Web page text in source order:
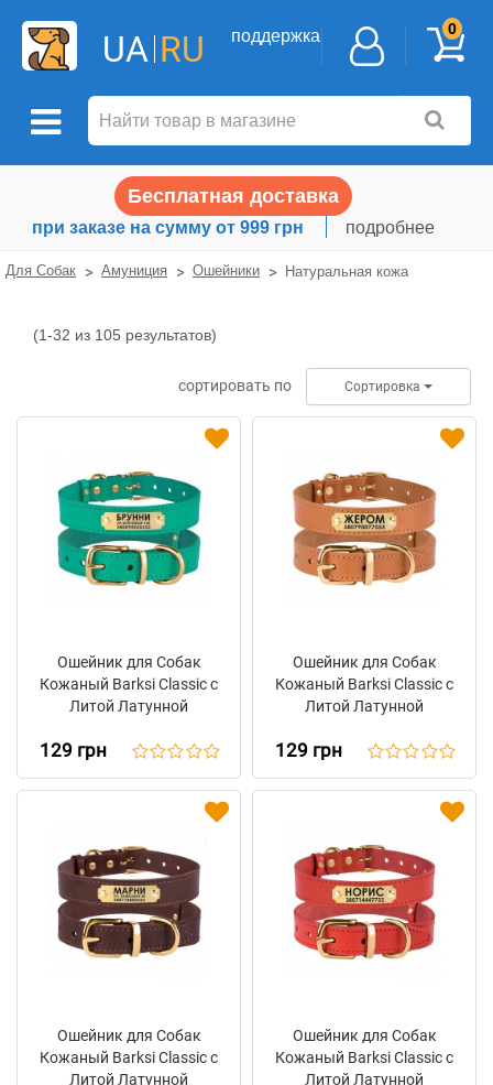
UA RU поддержка 0
Бесплатная доставка
при заказе на сумму от 999 грн подробнее
Для Собак Амуниция Ошейники Натуральная кожа
Натуральная
(1-32 из 105 результатов)
сортировать по Сортировка
Ошейник для Собак
Кожаный Barksi Classic с
Литой Латунной
129 грн
Ошейник для Собак
Кожаный Barksi Classic с
Литой Латунной
129 грн
Ошейник для Собак
Кожаный Barksi Classic с
Литой Латунной
Ошейник для Собак
Кожаный Barksi Classic с
Литой Латунной